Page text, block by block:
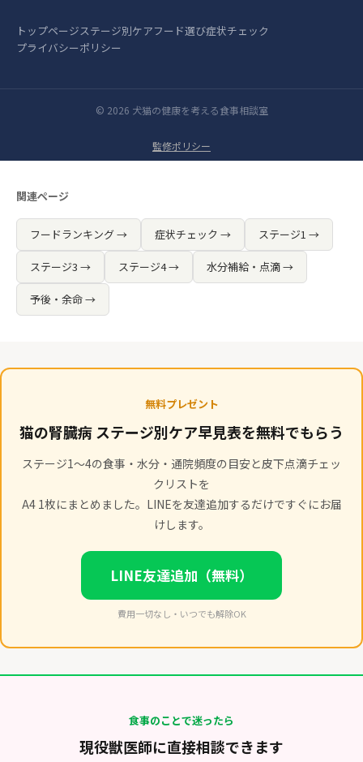
トップページステージ別ケアフード選び症状チェック
プライバシーポリシー
© 2026 犬猫の健康を考える食事相談室
監修ポリシー
関連ページ
フードランキング → 症状チェック → ステージ1 →
ステージ3 → ステージ4 → 水分補給・点滴 →
予後・余命 →
無料プレゼント
猫の腎臓病 ステージ別ケア早見表を無料でもらう
ステージ1〜4の食事・水分・通院頻度の目安と皮下点滴チェッ
クリストを
A4 1枚にまとめました。LINEを友達追加するだけですぐにお届
けします。
LINE友達追加（無料）
費用一切なし・いつでも解除OK
食事のことで迷ったら
現役獣医師に直接相談できます